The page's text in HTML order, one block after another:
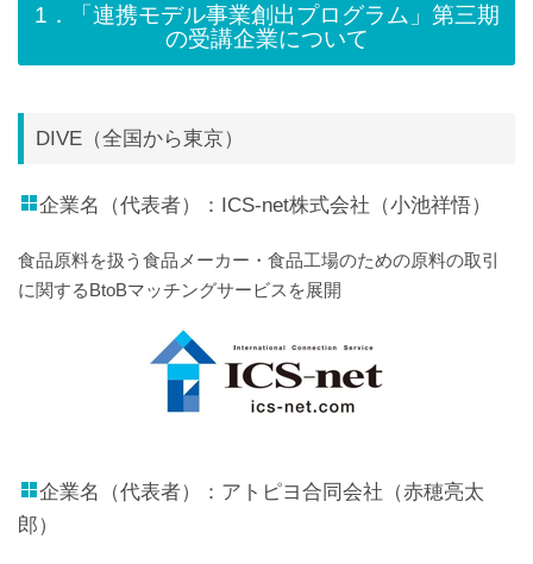
1．「連携モデル事業創出プログラム」第三期
の受講企業について
DIVE（全国から東京）
企業名（代表者）：ICS-net株式会社（小池祥悟）
食品原料を扱う食品メーカー・食品工場のための原料の取引
に関するBtoBマッチングサービスを展開
企業名（代表者）：アトピヨ合同会社（赤穂亮太
郎）